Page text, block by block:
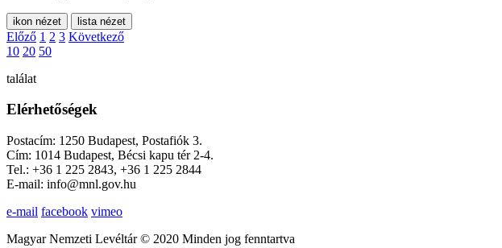
ikon nézet lista nézet
Előző 1 2 3 Következő
10 20 50
találat
Elérhetőségek
Postacím: 1250 Budapest, Postafiók 3.
Cím: 1014 Budapest, Bécsi kapu tér 2-4.
Tel.: +36 1 225 2843, +36 1 225 2844
E-mail: info@mnl.gov.hu
e-mail facebook vimeo
Magyar Nemzeti Levéltár © 2020 Minden jog fenntartva